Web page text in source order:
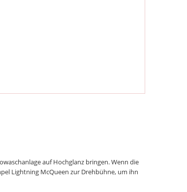
auf Hochglanz bringen. Wenn die
Lightning McQueen zur Drehbühne, um ihn